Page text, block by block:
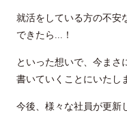
就活をしている方の不安
できたら...！
といった想いで、今まさ
書いていくことにいたし
今後、様々な社員が更新